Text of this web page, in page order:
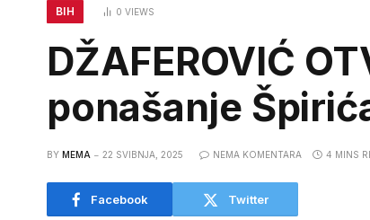
BIH 0VIEWS
DŽAFEROVIĆ
ponašanje
BY MEMA 22 SVIBNJA, 2025 NEMA KOMENTARA 4 MINS
Facebook Twitter